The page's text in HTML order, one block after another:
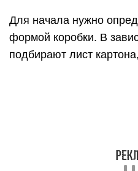
Для начала нужно
формой коробки. В
подбирают лист